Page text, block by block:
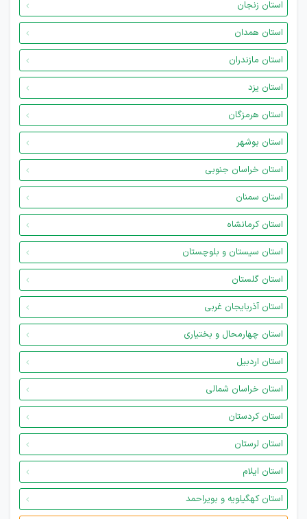
استان زنجان
استان همدان
استان مازندران
استان یزد
استان هرمزگان
استان بوشهر
استان خراسان جنوبی
استان سمنان
استان کرمانشاه
استان سیستان و بلوچستان
استان گلستان
استان آذربایجان غربی
استان چهارمحال و بختیاری
استان اردبیل
استان خراسان شمالی
استان کردستان
استان لرستان
استان ایلام
استان کهگیلویه و بویراحمد